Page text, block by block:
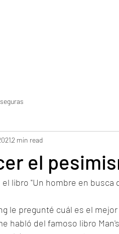
el
2 min read
libro "Un hombre en busca
le pregunté cuál es el
habló del famoso libro